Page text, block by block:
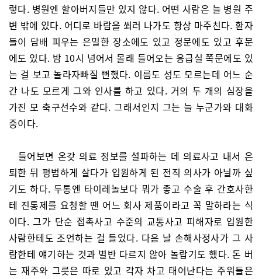
렇다. 병원엔 할아버지들만 있지 않다. 어떤 사람은 늘 병원 주
변 밖에 있다. 어디로 바람을 쐬러 나가도 항상 마주친다. 환자
들이 담배 피우는 은밀한 장소에도 있고 정문에도 있고 후문
에도 있다. 밤 10시 넘어서 몰래 들어오는 응급실 쪽문에도 있
는 걸 보고 놀라자빠질 뻔했다. 이름도 성도 모르는데 어느 순
간 나도 모르게 그와 인사를 하고 있다. 거의 두 개의 심장을
가진 모 축구선수와 같다. 그래서인지 그는 늘 누군가와 대화
중이다.
들어보면 온갖 의료 정보를 설파하는 데 의료사고 내서 은
퇴한 뒤 평범하게 살다가 입원하게 된 전직 의사가 아닐까 싶
기도 하다. 두통엔 타이레놀보다 뭐가 좋고 수술 후 간호사한
테 진통제를 요청할 땐 어느 회사 제품이라고 꼭 말하라는 식
이다. 그가 단순 접촉사고 수준의 교통사고 피해자로 입원한
사람한테도 조언하는 걸 들었다. 다음 날 손해사정사가 그 사
람한테 얘기하는 것과 별반 다르지 않아 놀랍기도 했다. 돈 버
는 재주와 그릇은 따로 있고 각자 차고 태어난다는 주워들은